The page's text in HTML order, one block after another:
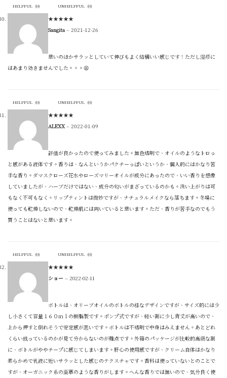
HELPFUL (0) UNHELPFUL (0)
★★★★★
Sangita – 2021-12-26
思いのほかサラッとしていて伸びもよく結構いい感じです！ただし湿疹に
はあまり効きませんでした。。。😫
HELPFUL (0) UNHELPFUL (0)
★★★★★
ALEXX – 2022-01-09
評価が良かったので使ってみました。無色透明で、オイルのようなトロっ
と感がある液体です。香りは、なんというかパクチーっぽいというか、個人的にはかなり苦
手な香り。ダマスクローズ花水やローズマリーオイルが成分にあったので、いい香りを想像
していましたが、ハーブだけではない、成分の匂いがまざっているのかも。洗い上がりは可
もなく不可もなく。リップティントは微妙ですが、ナチュラルメイクなら落ちます。冬場に
使っても乾燥しないので、乾燥肌には向いていると思います。ただ、香りが苦手なのでもう
買うことはないと思います。
HELPFUL (0) UNHELPFUL (0)
★★★★★
ショー – 2022-02-11
ボトルは、オリーブオイルのボトルの様なデザインですが、サイズ的には少
し小さくて容量１６０ｍｌの樹脂製です。ポンプ式ですが、軽い割に少し背丈が高いので、
上から押すと倒れそうで安定感が悪いです。ボトルは不透明で中身はみえません。あとどれ
くらい残っているのかが見て分からないのが難点です。外箱のパッケージが比較的高級な割
に、ボトルがややチープに感じてしまいます。肝心の使用感ですが、クリーム自体はかなり
柔らかめで乳液に近いサラッとした感じのテクスチャです。香料は使っていないとのことで
すが、オーガニック系の薬草のような香りがします。へんな香りでは無いので、気分良く使